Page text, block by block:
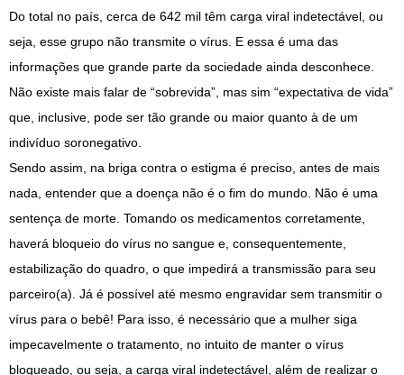
Do total no país, cerca de 642 mil têm carga viral indetectável, ou
seja, esse grupo não transmite o vírus. E essa é uma das
informações que grande parte da sociedade ainda desconhece.
Não existe mais falar de “sobrevida”, mas sim “expectativa de vida”
que, inclusive, pode ser tão grande ou maior quanto à de um
indivíduo soronegativo.
Sendo assim, na briga contra o estigma é preciso, antes de mais
nada, entender que a doença não é o fim do mundo. Não é uma
sentença de morte. Tomando os medicamentos corretamente,
haverá bloqueio do vírus no sangue e, consequentemente,
estabilização do quadro, o que impedirá a transmissão para seu
parceiro(a). Já é possível até mesmo engravidar sem transmitir o
vírus para o bebê! Para isso, é necessário que a mulher siga
impecavelmente o tratamento, no intuito de manter o vírus
bloqueado, ou seja, a carga viral indetectável, além de realizar o